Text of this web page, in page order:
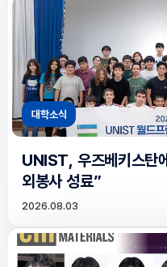
대학소식
UNIST, 우즈베키스탄
외봉사 성료”
2026.08.03